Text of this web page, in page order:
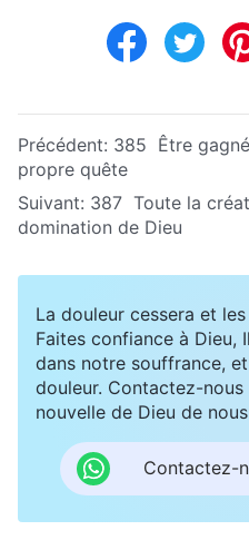
Précédent: 385 Être
propre quête
Suivant: 387 Toute la
domination de Dieu
La douleur cessera et
Faites confiance à Dieu,
dans notre souffrance,
douleur. Contactez-
nouvelle de Dieu de
Contactez-